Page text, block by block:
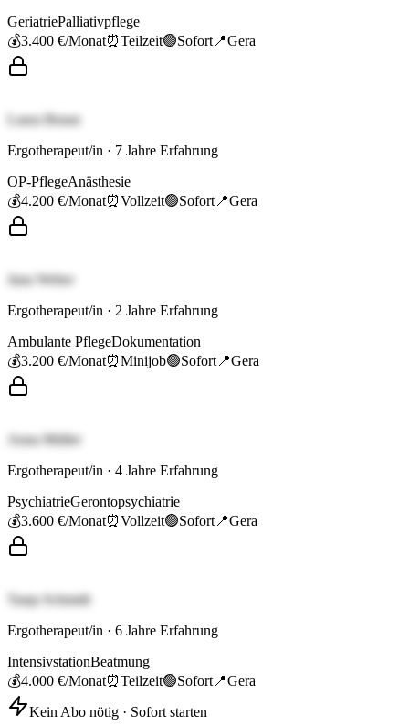
GeriatriePalliativpflege
💰3.400 €/Monat⏰Teilzeit🟢Sofort 📍Gera
Laura Braun
Ergotherapeut/in · 7 Jahre Erfahrung
OP-PflegeAnästhesie
💰4.200 €/Monat⏰Vollzeit🟢Sofort 📍Gera
Jana Weber
Ergotherapeut/in · 2 Jahre Erfahrung
Ambulante PflegeDokumentation
💰3.200 €/Monat⏰Minijob🟢Sofort 📍Gera
Anna Müller
Ergotherapeut/in · 4 Jahre Erfahrung
PsychiatrieGerontopsychiatrie
💰3.600 €/Monat⏰Vollzeit🟢Sofort 📍Gera
Tanja Schmidt
Ergotherapeut/in · 6 Jahre Erfahrung
IntensivstationBeatmung
💰4.000 €/Monat⏰Teilzeit🟢Sofort 📍Gera
Kein Abo nötig · Sofort starten